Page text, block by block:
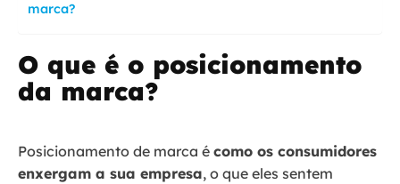
marca?
O que é o posicionamento
da marca?
Posicionamento de marca é como os consumidores
enxergam a sua empresa, o que eles sentem